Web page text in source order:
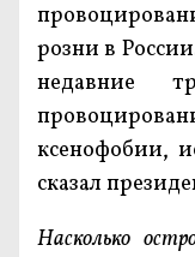
розни в
недавние
ксенофобии,
сказал
Насколько